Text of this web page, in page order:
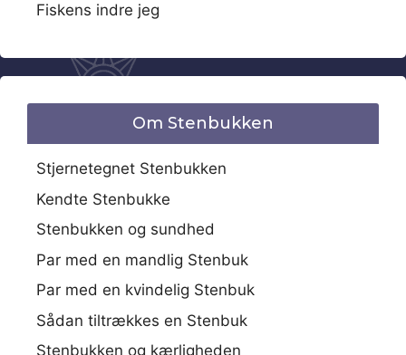
Fiskens indre jeg
Om Stenbukken
Stjernetegnet Stenbukken
Kendte Stenbukke
Stenbukken og sundhed
Par med en mandlig Stenbuk
Par med en kvindelig Stenbuk
Sådan tiltrækkes en Stenbuk
Stenbukken og kærligheden